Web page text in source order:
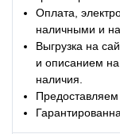
Оплата,
наличными и
Выгрузка на
и описанием на
наличия.